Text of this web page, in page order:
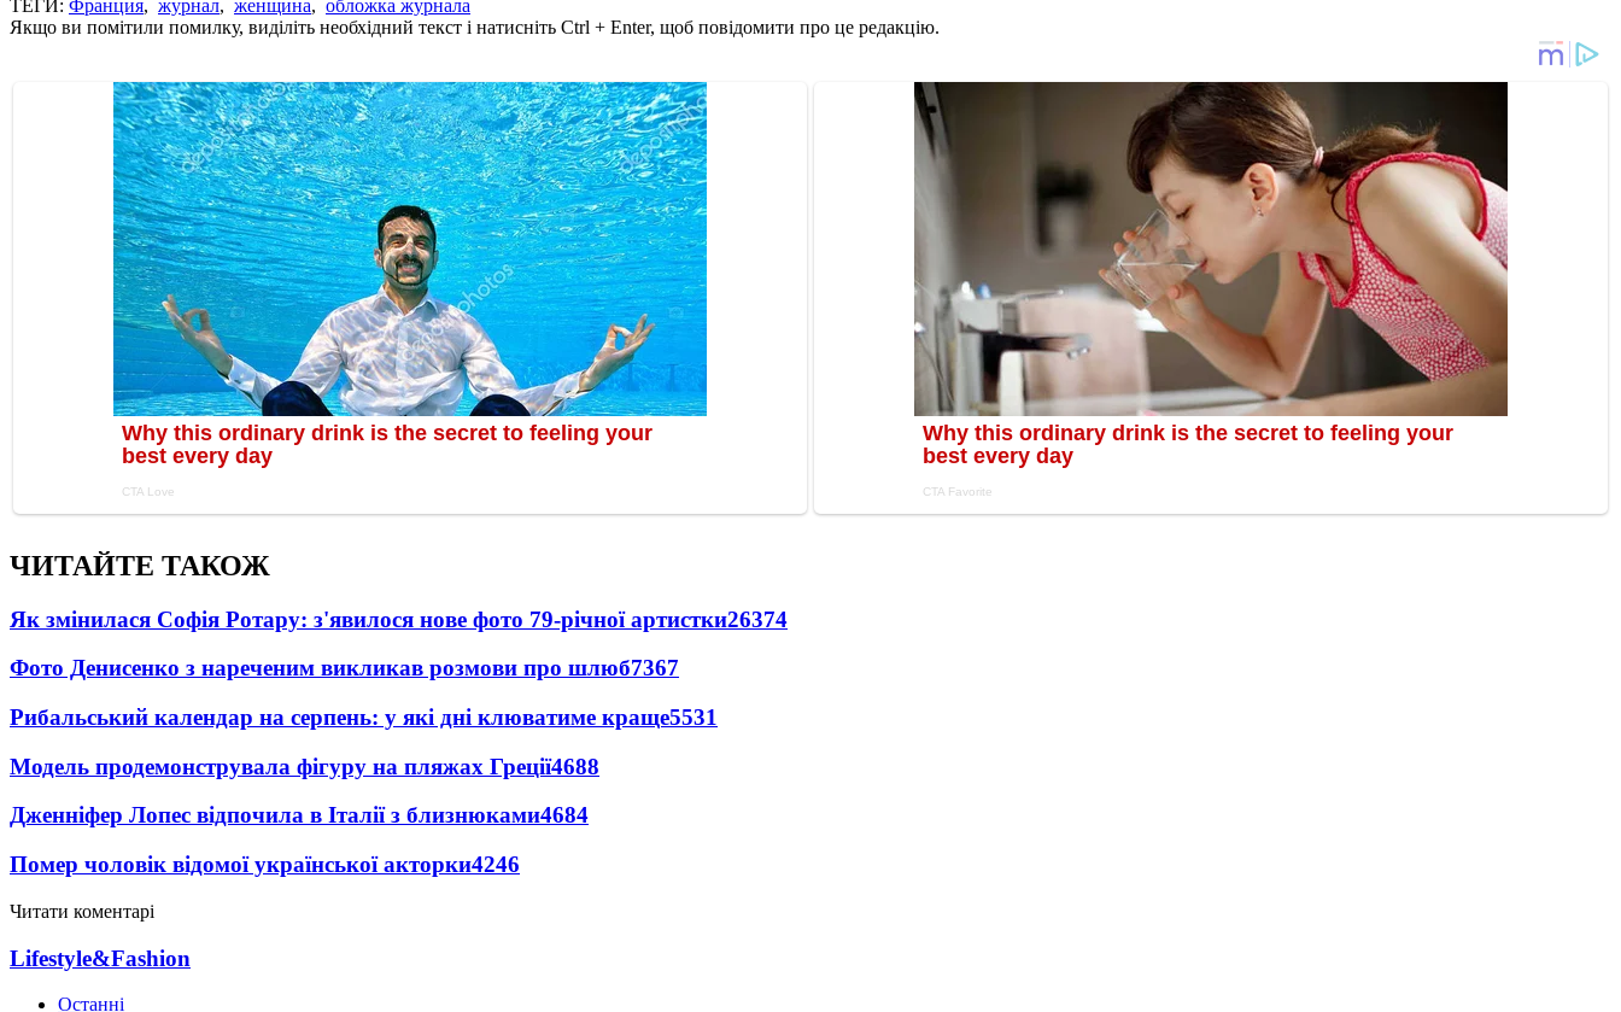
ТЕГИ: Франция, журнал, женщина, обложка журнала
Якщо ви помітили помилку, виділіть необхідний текст і натисніть Ctrl + Enter, щоб повідомити про це редакцію.
ЧИТАЙТЕ ТАКОЖ
Як змінилася Софія Ротару: з'явилося нове фото 79-річної артистки26374
Фото Денисенко з нареченим викликав розмови про шлюб7367
Рибальський календар на серпень: у які дні клюватиме краще5531
Модель продемонструвала фігуру на пляжах Греції4688
Дженніфер Лопес відпочила в Італії з близнюками4684
Помер чоловік відомої української акторки4246
Читати коментарі
Lifestyle&Fashion
Останні